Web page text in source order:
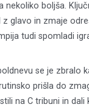
boljša.
z glavo in zmaje
tudi spomladi
se je zbralo
prišla do
na C tribuni in dali